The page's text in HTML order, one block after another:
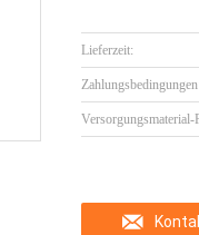
Lieferzeit:
Zahlungsbedingungen:
Versorgungsmaterial-